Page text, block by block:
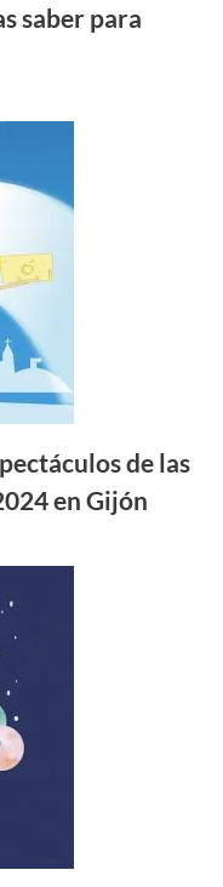
saber para
de las
en Gijón